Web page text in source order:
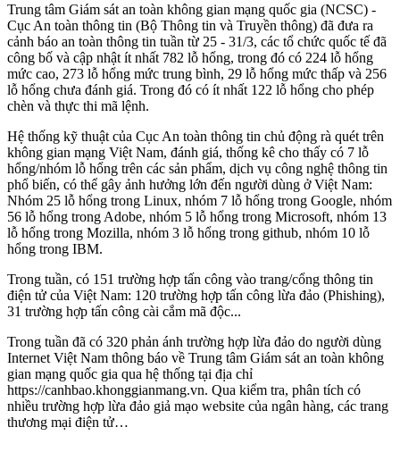
Trung tâm Giám sát an toàn không gian mạng quốc gia (NCSC) -
Cục An toàn thông tin (Bộ Thông tin và Truyền thông) đã đưa ra
cảnh báo an toàn thông tin tuần từ 25 - 31/3, các tổ chức quốc tế đã
công bố và cập nhật ít nhất 782 lỗ hổng, trong đó có 224 lỗ hổng
mức cao, 273 lỗ hổng mức trung bình, 29 lỗ hổng mức thấp và 256
lỗ hổng chưa đánh giá. Trong đó có ít nhất 122 lỗ hổng cho phép
chèn và thực thi mã lệnh.
Hệ thống kỹ thuật của Cục An toàn thông tin chủ động rà quét trên
không gian mạng Việt Nam, đánh giá, thống kê cho thấy có 7 lỗ
hổng/nhóm lỗ hổng trên các sản phẩm, dịch vụ công nghệ thông tin
phổ biến, có thể gây ảnh hưởng lớn đến người dùng ở Việt Nam:
Nhóm 25 lỗ hổng trong Linux, nhóm 7 lỗ hổng trong Google, nhóm
56 lỗ hổng trong Adobe, nhóm 5 lỗ hổng trong Microsoft, nhóm 13
lỗ hổng trong Mozilla, nhóm 3 lỗ hổng trong gi‌thub, nhóm 10 lỗ
hổng trong IBM.
Trong tuần, có 151 trường hợp tấn công vào trang/cổng thông tin
điện tử của Việt Nam: 120 trường hợp tấn công lừa đảo (Phishing),
31 trường hợp tấn công cài cắm mã độc...
Trong tuần đã có 320 phản ánh trường hợp lừa đảo do người dùng
Internet Việt Nam thông báo về Trung tâm Giám sát an toàn không
gian mạng quốc gia qua hệ thống tại địa chỉ
https://canhbao.khonggianmang.vn. Qua kiểm tra, phân tích có
nhiều trường hợp lừa đảo giả mạo website của ngân hàng, các trang
thương mại điện tử…